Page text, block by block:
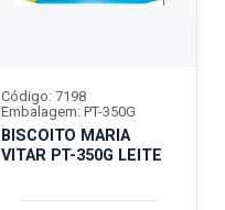
BISCOITO MARIA
VITAR PT-350G LEITE
Código: 7198
Embalagem: PT-350G